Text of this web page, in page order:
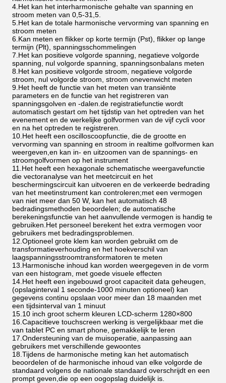
4. Het kan het interharmonische gehalte van spanning en
stroom meten van 0,5-31,5.
5. Het kan de totale harmonische vervorming van spanning en
stroom meten
6. Kan meten en flikker op korte termijn (Pst), flikker op lange
termijn (Plt), spanningsschommelingen
7. Het kan positieve volgorde spanning, negatieve volgorde
spanning, nul volgorde spanning, spanningsonbalans meten
8. Het kan positieve volgorde stroom, negatieve volgorde
stroom, nul volgorde stroom, stroom onevenwicht meten
9. Het heeft de functie van het meten van transiënte
parameters en de functie van het registreren van
spanningsgolven en -dalen.de registratiefunctie wordt
automatisch gestart om het tijdstip van het optreden van het
evenement en de werkelijke golfvormen van de vijf cycli voor
en na het optreden te registreren.
10. Het heeft een oscilloscoopfunctie, die de grootte en
vervorming van spanning en stroom in realtime golfvormen kan
weergeven,en kan in- en uitzoomen van de spannings- en
stroomgolfvormen op het instrument
11. Het heeft een hexagonale schematische weergavefunctie
die vectoranalyse van het meetcircuit en het
beschermingscircuit kan uitvoeren en de verkeerde bedrading
van het meetinstrument kan controleren;met een vermogen
van niet meer dan 50 W, kan het automatisch 48
bedradingsmethoden beoordelen; de automatische
berekeningsfunctie van het aanvullende vermogen is handig te
gebruiken.Het personeel berekent het extra vermogen voor
gebruikers met bedradingsproblemen.
12. Optioneel grote klem kan worden gebruikt om de
transformatieverhouding en het hoekverschil van
laagspanningsstroomtransformatoren te meten
13. Harmonische inhoud kan worden weergegeven in de vorm
van een histogram, met goede visuele effecten
14. Het heeft een ingebouwd groot capaciteit data geheugen,
(opslaginterval 1 seconde-1000 minuten optioneel) kan
gegevens continu opslaan voor meer dan 18 maanden met
een tijdsinterval van 1 minuut
15. 10 inch groot scherm kleuren LCD-scherm 1280×800
16. Capacitieve touchscreen werking is vergelijkbaar met die
van tablet PC en smart phone, gemakkelijk te leren
17. Ondersteuning van de muisoperatie, aanpassing aan
gebruikers met verschillende gewoontes
18. Tijdens de harmonische meting kan het automatisch
beoordelen of de harmonische inhoud van elke volgorde de
standaard volgens de nationale standaard overschrijdt en een
prompt geven,die op een oogopslag duidelijk is.